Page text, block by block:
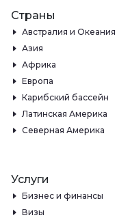
Страны
Австралия и Океания
Азия
Африка
Европа
Карибский бассейн
Латинская Америка
Северная Америка
Услуги
Бизнес и финансы
Визы